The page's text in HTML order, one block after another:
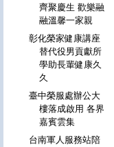
齊聚慶生 歡樂融
融溫馨一家親
彰化榮家健康講座
替代役男貢獻所
學助長輩健康久
久
臺中榮服處辦公大
樓落成啟用 各界
嘉賓雲集
台南軍人服務站陪